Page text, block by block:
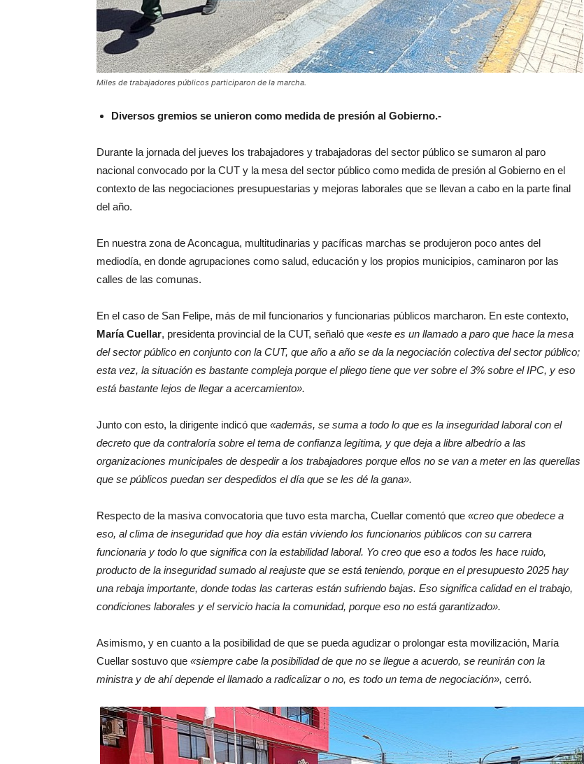
Miles de trabajadores públicos participaron de la marcha.
Diversos gremios se unieron como medida de presión al Gobierno.-
Durante la jornada del jueves los trabajadores y trabajadoras del sector público se sumaron al paro
nacional convocado por la CUT y la mesa del sector público como medida de presión al Gobierno en el
contexto de las negociaciones presupuestarias y mejoras laborales que se llevan a cabo en la parte final
del año.
En nuestra zona de Aconcagua, multitudinarias y pacíficas marchas se produjeron poco antes del
mediodía, en donde agrupaciones como salud, educación y los propios municipios, caminaron por las
calles de las comunas.
En el caso de San Felipe, más de mil funcionarios y funcionarias públicos marcharon. En este contexto,
María Cuellar, presidenta provincial de la CUT, señaló que «este es un llamado a paro que hace la mesa
del sector público en conjunto con la CUT, que año a año se da la negociación colectiva del sector público;
esta vez, la situación es bastante compleja porque el pliego tiene que ver sobre el 3% sobre el IPC, y eso
está bastante lejos de llegar a acercamiento».
Junto con esto, la dirigente indicó que «además, se suma a todo lo que es la inseguridad laboral con el
decreto que da contraloría sobre el tema de confianza legítima, y que deja a libre albedrío a las
organizaciones municipales de despedir a los trabajadores porque ellos no se van a meter en las querellas
que se públicos puedan ser despedidos el día que se les dé la gana».
Respecto de la masiva convocatoria que tuvo esta marcha, Cuellar comentó que «creo que obedece a
eso, al clima de inseguridad que hoy día están viviendo los funcionarios públicos con su carrera
funcionaria y todo lo que significa con la estabilidad laboral. Yo creo que eso a todos les hace ruido,
producto de la inseguridad sumado al reajuste que se está teniendo, porque en el presupuesto 2025 hay
una rebaja importante, donde todas las carteras están sufriendo bajas. Eso significa calidad en el trabajo,
condiciones laborales y el servicio hacia la comunidad, porque eso no está garantizado».
Asimismo, y en cuanto a la posibilidad de que se pueda agudizar o prolongar esta movilización, María
Cuellar sostuvo que «siempre cabe la posibilidad de que no se llegue a acuerdo, se reunirán con la
ministra y de ahí depende el llamado a radicalizar o no, es todo un tema de negociación», cerró.